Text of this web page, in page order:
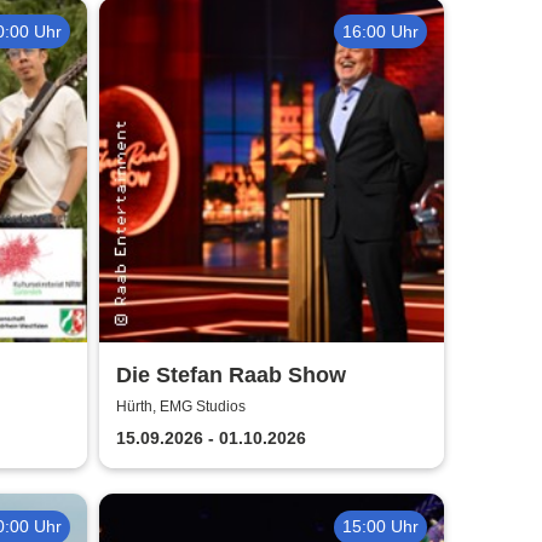
Uhr 16:00 Uhr
Die Stefan Raab Show
Hürth, EMG Studios
15.09.2026 - 01.10.2026
Uhr 15:00 Uhr